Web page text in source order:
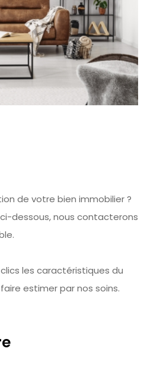
de votre bien immobilier ?
dessous, nous contacterons
les caractéristiques du
estimer par nos soins.